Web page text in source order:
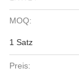
MOQ:
1 Satz
Preis: